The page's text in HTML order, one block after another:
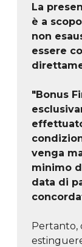
La
è a
non
essere
"Bonus
venga
minimo
data di
Pertanto,